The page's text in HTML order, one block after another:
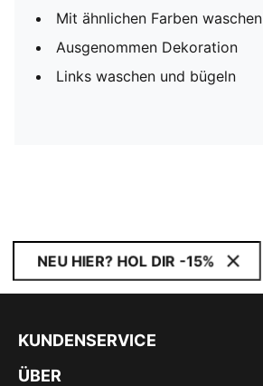
Mit ähnlichen Farben waschen
Ausgenommen Dekoration
Links waschen und bügeln
NEU HIER? HOL DIR -15%
KUNDENSERVICE
ÜBER